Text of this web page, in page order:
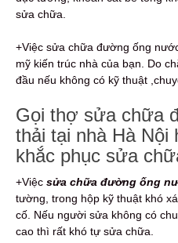
sửa chữa.
+Việc sửa chữa đường ống
mỹ kiến trúc nhà của bạn. Do
đầu nếu không có kỹ thuật
Gọi thợ sửa chữa
thải tại nhà Hà Nội
khắc phục sửa
+Việc sửa chữa đường ống
tường, trong hộp kỹ thuật khó
cố. Nếu người sửa không có
cao thì rất khó tự sửa chữa.